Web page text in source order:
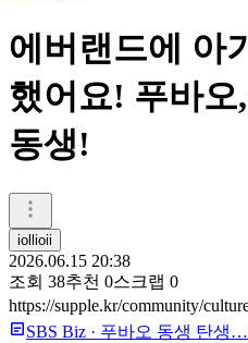
에버랜드에 아
했어요! 푸바
동생!
iollioii
2026.06.15 20:38
조회 38추천 0스크랩 0
https://supple.kr/community/
SBS Biz · 푸바오 동생 탄생